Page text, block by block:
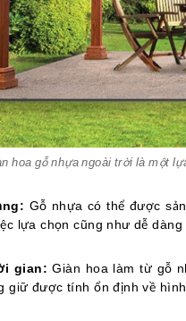
hoa gỗ nhựa ngoài trời là một
Gỗ nhựa có thể được
lựa chọn cũng như dễ
gian: Giàn hoa làm từ gỗ
giữ được tính ổn định về